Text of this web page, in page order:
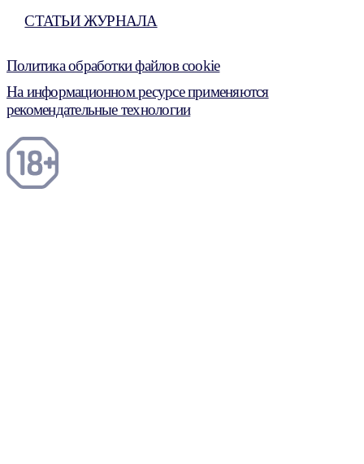
СТАТЬИ ЖУРНАЛА
Политика обработки файлов cookie
На информационном ресурсе применяются
рекомендательные технологии